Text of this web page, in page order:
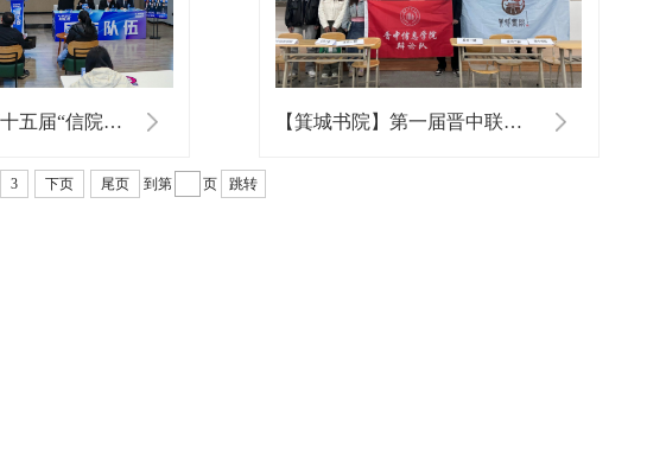
【箕城书院】第十五届“信院杯”辩论赛小组赛DAY1 【箕城书院】第一届晋中联赛决赛夺冠
3 下页 尾页 到第 页 跳转